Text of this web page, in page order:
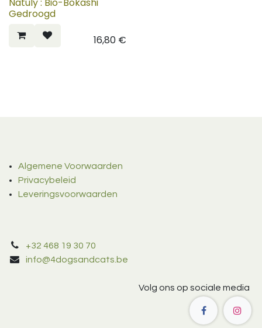
Gedroogd
16,80€
Algemene Voorwaarden
Privacybeleid
Leveringsvoorwaarden
+32 468 19 30 70
info@4dogsandcats.be
Volg ons op sociale media